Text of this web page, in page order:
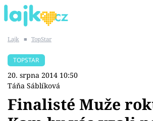
SHOPAHOLICADEL
Lajk ■ TopStar
TOPSTAR
20. srpna 2014 10:50
Táňa Sáblíková
Finalisté Muže